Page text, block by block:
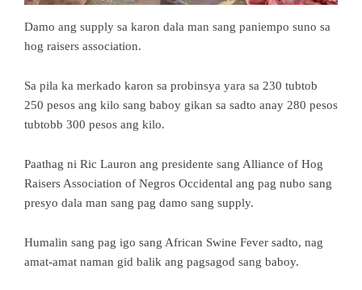
Damo ang supply sa karon dala man sang paniempo suno sa
hog raisers association.
Sa pila ka merkado karon sa probinsya yara sa 230 tubtob
250 pesos ang kilo sang baboy gikan sa sadto anay 280 pesos
tubtobb 300 pesos ang kilo.
Paathag ni Ric Lauron ang presidente sang Alliance of Hog
Raisers Association of Negros Occidental ang pag nubo sang
presyo dala man sang pag damo sang supply.
Humalin sang pag igo sang African Swine Fever sadto, nag
amat-amat naman gid balik ang pagsagod sang baboy.